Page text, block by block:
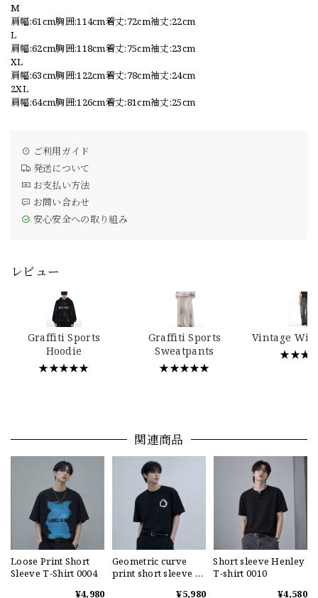
M
肩幅:61cm胸囲:114cm着丈:72cm袖丈:22cm
L
肩幅:62cm胸囲:118cm着丈:75cm袖丈:23cm
XL
肩幅:63cm胸囲:122cm着丈:78cm袖丈:24cm
2XL
肩幅:64cm胸囲:126cm着丈:81cm袖丈:25cm
ご利用ガイド
発送について
お支払い方法
お問い合わせ
安心安全への取り組み
レビュー
Graffiti Sports
Hoodie
★★★★★
Graffiti Sports
Sweatpants
★★★★★
Vintage
関連商品
Loose Print Short
Sleeve T-Shirt 0004
¥4,980
Geometric curve
print short sleeve T-
¥5,980
Short sleeve Henley
T-shirt 0010
¥4,580